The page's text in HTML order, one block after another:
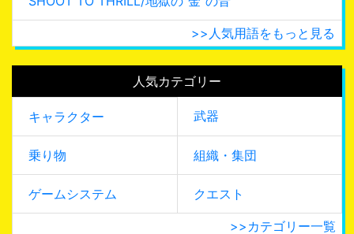
>>人気用語をもっと見る
人気カテゴリー
キャラクター 武器
乗り物 組織・集団
ゲームシステム クエスト
>>カテゴリー一覧